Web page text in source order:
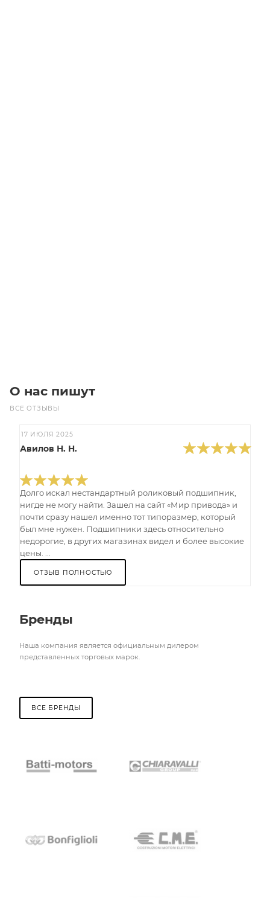
О нас пишут
ВСЕ ОТЗЫВЫ
17 ИЮЛЯ 2025
Авилов Н. Н.
Долго искал нестандартный роликовый подшипник,
нигде не могу найти. Зашел на сайт «Мир привода» и
почти сразу нашел именно тот типоразмер, который
был мне нужен. Подшипники здесь относительно
недорогие, в других магазинах видел и более высокие
цены. ...
ОТЗЫВ ПОЛНОСТЬЮ
Бренды
Наша компания является официальным дилером
представленных торговых марок.
ВСЕ БРЕНДЫ